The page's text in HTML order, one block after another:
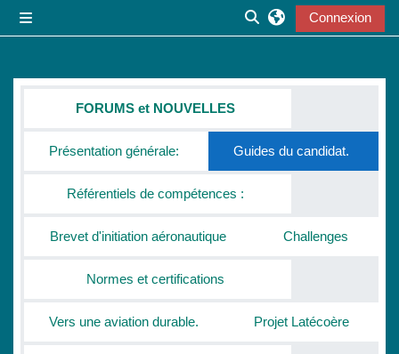
Activer/désactiver la
Connexion
FORUMS et NOUVELLES
Présentation générale: Guides du candidat.
Référentiels de compétences :
Brevet d'initiation aéronautique Challenges
Normes et certifications
Vers une aviation durable. Projet Latécoère